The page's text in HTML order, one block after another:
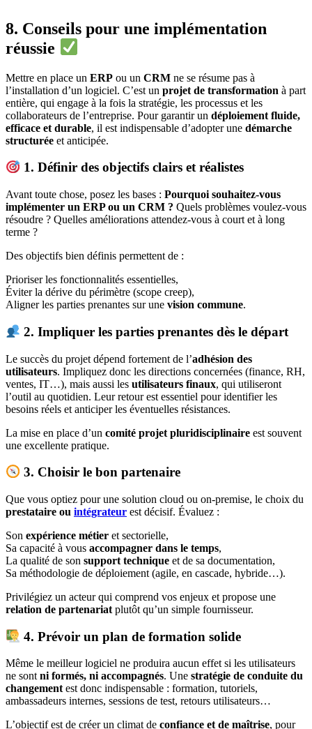
8. Conseils pour une implémentation
réussie
Mettre en place un ERP ou un CRM ne se résume pas à
l’installation d’un logiciel. C’est un projet de transformation à part
entière, qui engage à la fois la stratégie, les processus et les
collaborateurs de l’entreprise. Pour garantir un déploiement fluide,
efficace et durable, il est indispensable d’adopter une démarche
structurée et anticipée.
1. Définir des objectifs clairs et réalistes
Avant toute chose, posez les bases : Pourquoi souhaitez-vous
implémenter un ERP ou un CRM ? Quels problèmes voulez-vous
résoudre ? Quelles améliorations attendez-vous à court et à long
terme ?
Des objectifs bien définis permettent de :
Prioriser les fonctionnalités essentielles,
Éviter la dérive du périmètre (scope creep),
Aligner les parties prenantes sur une vision commune.
2. Impliquer les parties prenantes dès le départ
Le succès du projet dépend fortement de l’adhésion des
utilisateurs. Impliquez donc les directions concernées (finance, RH,
ventes, IT…), mais aussi les utilisateurs finaux, qui utiliseront
l’outil au quotidien. Leur retour est essentiel pour identifier les
besoins réels et anticiper les éventuelles résistances.
La mise en place d’un comité projet pluridisciplinaire est souvent
une excellente pratique.
3. Choisir le bon partenaire
Que vous optiez pour une solution cloud ou on-premise, le choix du
prestataire ou intégrateur est décisif. Évaluez :
Son expérience métier et sectorielle,
Sa capacité à vous accompagner dans le temps,
La qualité de son support technique et de sa documentation,
Sa méthodologie de déploiement (agile, en cascade, hybride…).
Privilégiez un acteur qui comprend vos enjeux et propose une
relation de partenariat plutôt qu’un simple fournisseur.
4. Prévoir un plan de formation solide
Même le meilleur logiciel ne produira aucun effet si les utilisateurs
ne sont ni formés, ni accompagnés. Une stratégie de conduite du
changement est donc indispensable : formation, tutoriels,
ambassadeurs internes, sessions de test, retours utilisateurs…
L’objectif est de créer un climat de confiance et de maîtrise, pour